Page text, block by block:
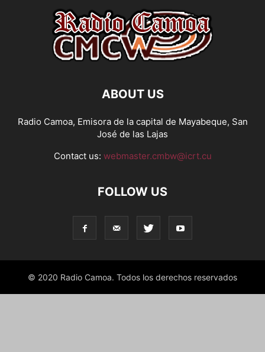
ABOUT US
Radio Camoa, Emisora de la capital de Mayabeque, San
José de las Lajas
Contact us: webmaster.cmbw@icrt.cu
FOLLOW US
© 2020 Radio Camoa. Todos los derechos reservados